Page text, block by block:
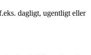
dagligt, ugentligt eller